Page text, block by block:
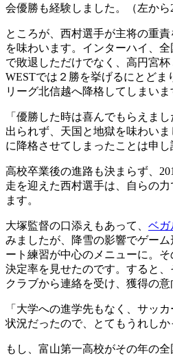
会優勝も経験しました。（左から
ところが、西村選手が主将の重
を味わいます。インターハイ、
で敗退しただけでなく、高円宮杯
WESTでは２勝を挙げるにとどま
リーグ北信越へ降格してしまいま
「優勝した時は喜んでもらえま
出られず、天国と地獄を味わい
に降格させてしまったことは申し
高校卒業後の進路も決まらず、
走を迎えた西村選手は、自らの
ます。
大塚監督の口添えもあって、 ベガ
みましたが、降雪の影響でゲー
ート練習が中心のメニューに。
決定率を見せたのです。すると
クラブから連絡を受け、獲得の意
「大学への進学先もなく、サッ
状況だったので、とてもうれしか
もし、富山第一高校がその年の